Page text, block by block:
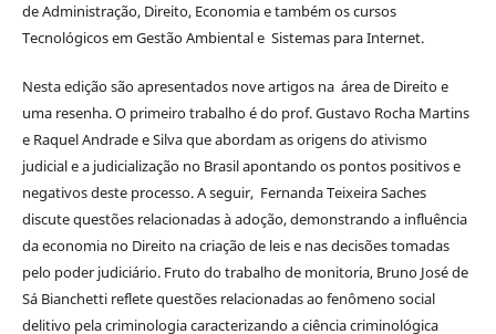
de Administração, Direito, Economia e também os cursos
Tecnológicos em Gestão Ambiental e Sistemas para Internet.
Nesta edição são apresentados nove artigos na área de Direito e
uma resenha. O primeiro trabalho é do prof. Gustavo Rocha Martins
e Raquel Andrade e Silva que abordam as origens do ativismo
judicial e a judicialização no Brasil apontando os pontos positivos e
negativos deste processo. A seguir, Fernanda Teixeira Saches
discute questões relacionadas à adoção, demonstrando a influência
da economia no Direito na criação de leis e nas decisões tomadas
pelo poder judiciário. Fruto do trabalho de monitoria, Bruno José de
Sá Bianchetti reflete questões relacionadas ao fenômeno social
delitivo pela criminologia caracterizando a ciência criminológica